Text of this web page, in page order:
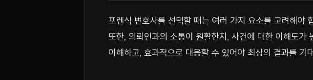
포렌식 변호사를 선택할 때는 여러 가지 요소를 고려해야
또한, 의뢰인과의 소통이 원활한지, 사건에 대한 이해도
이해하고, 효과적으로 대응할 수 있어야 최상의 결과를 기